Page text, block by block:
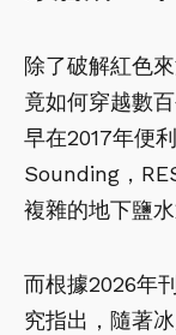
除了破解紅色
竟如何穿越數
早在2017年便
Sounding，
複雜的地下鹽水
而根據2026年
究指出，隨著